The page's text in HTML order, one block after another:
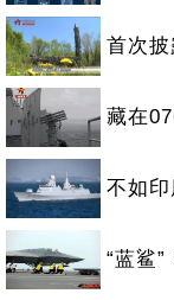
首次
藏在
不如
“蓝鲨